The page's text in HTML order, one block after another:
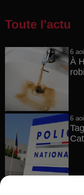
Toute l'actu
6
À
6